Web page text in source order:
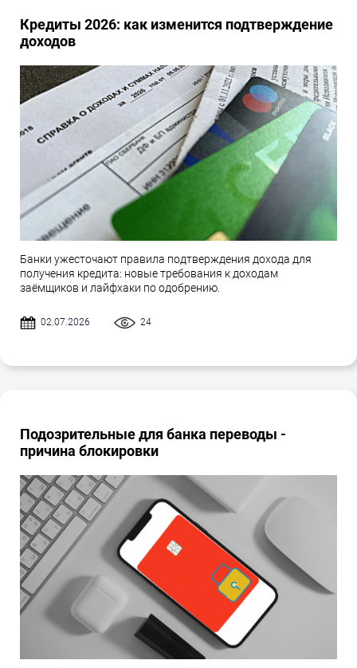
Кредиты 2026: как изменится подтверждение
доходов
Банки ужесточают правила подтверждения дохода для
получения кредита: новые требования к доходам
заёмщиков и лайфхаки по одобрению.
02.07.2026 24
Подозрительные для банка переводы -
причина блокировки